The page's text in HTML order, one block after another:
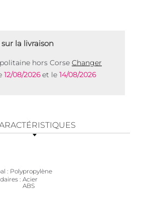
la livraison
hors Corse Changer
12/08/2026et le 14/08/2026
Polypropylène
Acier
ABS